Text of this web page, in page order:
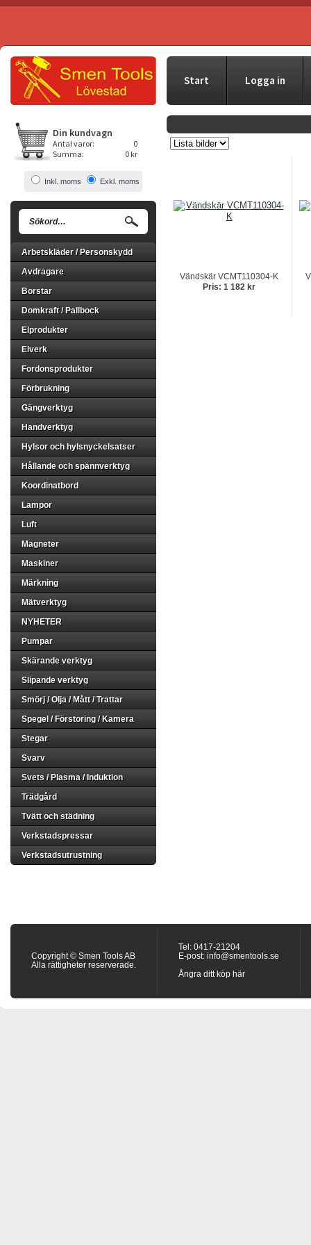
Start Logga in
Din kundvagn
Antal varor:
0
Summa:
0 kr
Inkl. moms Exkl. moms
Arbetskläder / Personskydd
Avdragare
Borstar
Domkraft / Pallbock
Elprodukter
Elverk
Fordonsprodukter
Förbrukning
Gängverktyg
Handverktyg
Hylsor och hylsnyckelsatser
Hållande och spännverktyg
Koordinatbord
Lampor
Luft
Magneter
Maskiner
Märkning
Mätverktyg
NYHETER
Pumpar
Skärande verktyg
Slipande verktyg
Smörj / Olja / Mått / Trattar
Spegel / Förstoring / Kamera
Stegar
Svarv
Svets / Plasma / Induktion
Trädgård
Tvätt och städning
Verkstadspressar
Verkstadsutrustning
Vändskär VCMT110304-K
Pris: 1 182 kr
Copyright © Smen Tools AB
Alla rättigheter reserverade.
Tel: 0417-21204
E-post: info@smentools.se
Ångra ditt köp här